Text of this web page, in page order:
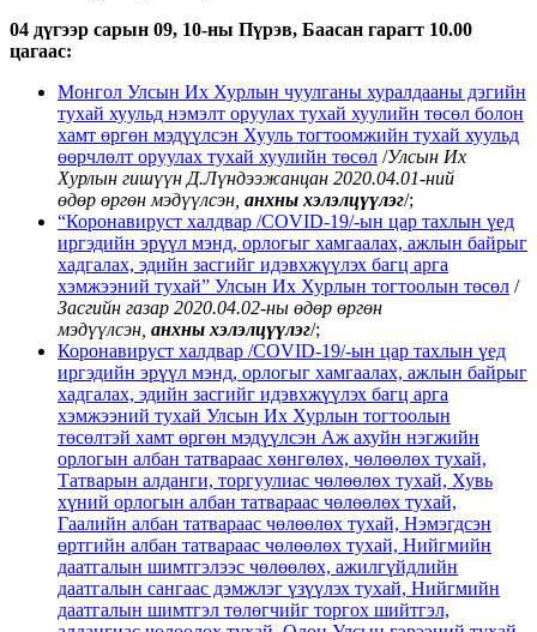
04 дүгээр сарын 09, 10-ны Пүрэв, Баасан гарагт 10.00
цагаас:
Монгол Улсын Их Хурлын чуулганы хуралдааны дэгийн
тухай хуульд нэмэлт оруулах тухай хуулийн төсөл болон
хамт өргөн мэдүүлсэн Хууль тогтоомжийн тухай хуульд
өөрчлөлт оруулах тухай хуулийн төсөл /Улсын Их
Хурлын гишүүн Д.Лүндээжанцан 2020.04.01-ний
өдөр өргөн мэдүүлсэн, анхны хэлэлцүүлэг/;
“Коронавируст халдвар /СОVID-19/-ын цар тахлын үед
иргэдийн эрүүл мэнд, орлогыг хамгаалах, ажлын байрыг
хадгалах, эдийн засгийг идэвхжүүлэх багц арга
хэмжээний тухай” Улсын Их Хурлын тогтоолын төсөл /
Засгийн газар 2020.04.02-ны өдөр өргөн
мэдүүлсэн, анхны хэлэлцүүлэг/;
Коронавируст халдвар /СОVID-19/-ын цар тахлын үед
иргэдийн эрүүл мэнд, орлогыг хамгаалах, ажлын байрыг
хадгалах, эдийн засгийг идэвхжүүлэх багц арга
хэмжээний тухай Улсын Их Хурлын тогтоолын
төсөлтэй хамт өргөн мэдүүлсэн Аж ахуйн нэгжийн
орлогын албан татвараас хөнгөлөх, чөлөөлөх тухай,
Татварын алданги, торгуулиас чөлөөлөх тухай, Хувь
хүний орлогын албан татвараас чөлөөлөх тухай,
Гаалийн албан татвараас чөлөөлөх тухай, Нэмэгдсэн
өртгийн албан татвараас чөлөөлөх тухай, Нийгмийн
даатгалын шимтгэлээс чөлөөлөх, ажилгүйдлийн
даатгалын сангаас дэмжлэг үзүүлэх тухай, Нийгмийн
даатгалын шимтгэл төлөгчийг торгох шийтгэл,